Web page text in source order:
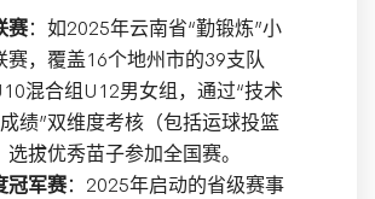
赛：如2025年云南省“勤锻炼”小
赛，覆盖16个地州市的39支队
混合组U12男女组，通过“技术
绩”双维度考核（包括运球投篮
拔优秀苗子参加全国赛。
冠军赛：2025年启动的省级赛事